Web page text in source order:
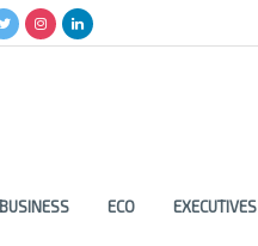
BUSINESS ECO EXECUTIVES